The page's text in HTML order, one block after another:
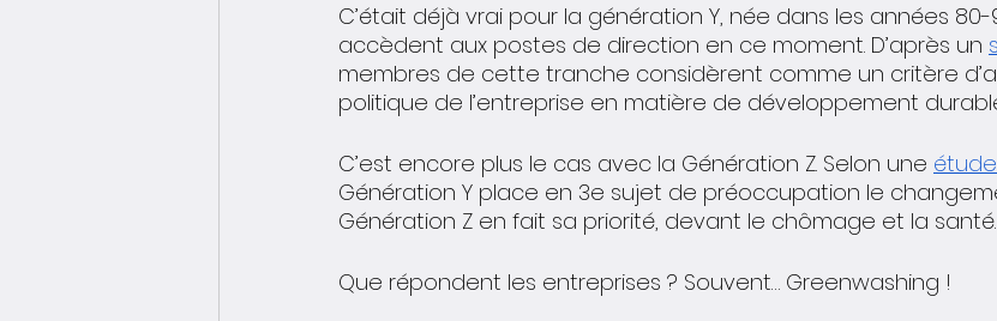
C’était déjà vrai pour la génération Y, née dans les années
accèdent aux postes de direction en ce moment. D’après un
membres de cette tranche considèrent comme un critère
politique de l’entreprise en matière de développement
C’est encore plus le cas avec la Génération Z. Selon une
Génération Y place en 3e sujet de préoccupation le
Génération Z en fait sa priorité, devant le chômage et la santé.
Que répondent les entreprises ? Souvent… Greenwashing !